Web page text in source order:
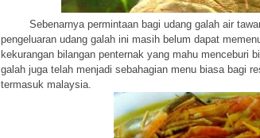
Sebenarnya permintaan bagi udang galah air tawar
pengeluaran udang galah ini masih belum dapat
kekurangan bilangan penternak yang mahu menceburi
galah juga telah menjadi sebahagian menu biasa bagi
termasuk malaysia.